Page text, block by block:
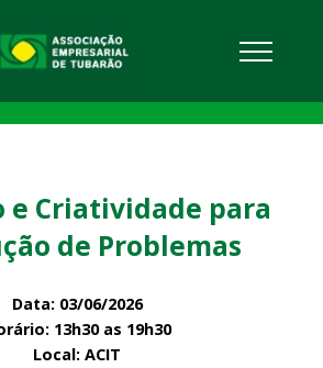
e Criatividade para
de Problemas
Data: 03/06/2026
13h30 as 19h30
Local: ACIT